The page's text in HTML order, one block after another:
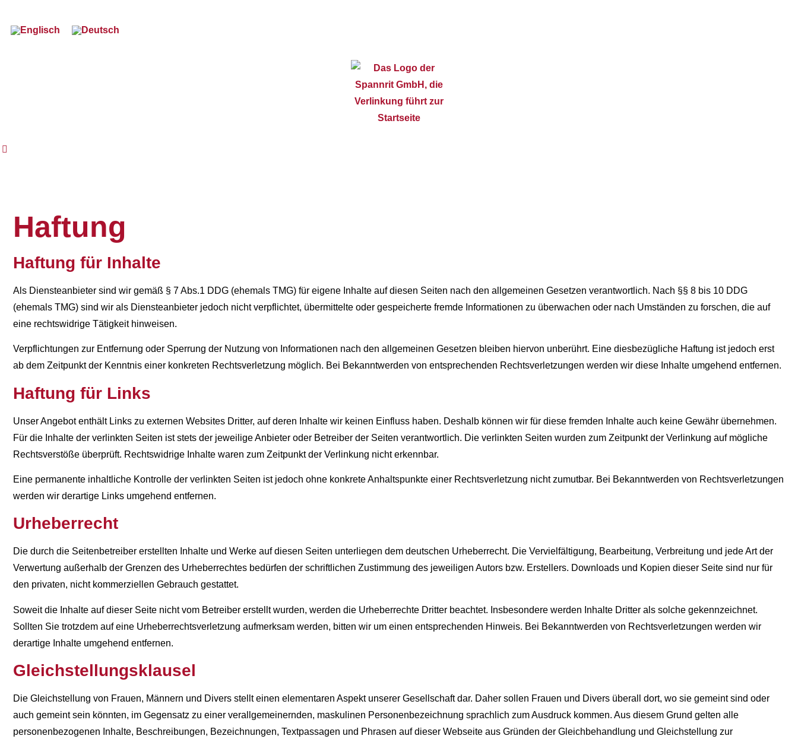
Haftung
Haftung für Inhalte
Als Diensteanbieter sind wir gemäß § 7 Abs.1 DDG (ehemals TMG) für eigene Inhalte auf diesen Seiten nach den allgemeinen Gesetzen verantwortlich. Nach §§ 8 bis 10 DDG
(ehemals TMG) sind wir als Diensteanbieter jedoch nicht verpflichtet, übermittelte oder gespeicherte fremde Informationen zu überwachen oder nach Umständen zu forschen, die auf
eine rechtswidrige Tätigkeit hinweisen.
Verpflichtungen zur Entfernung oder Sperrung der Nutzung von Informationen nach den allgemeinen Gesetzen bleiben hiervon unberührt. Eine diesbezügliche Haftung ist jedoch erst
ab dem Zeitpunkt der Kenntnis einer konkreten Rechtsverletzung möglich. Bei Bekanntwerden von entsprechenden Rechtsverletzungen werden wir diese Inhalte umgehend entfernen.
Haftung für Links
Unser Angebot enthält Links zu externen Websites Dritter, auf deren Inhalte wir keinen Einfluss haben. Deshalb können wir für diese fremden Inhalte auch keine Gewähr übernehmen.
Für die Inhalte der verlinkten Seiten ist stets der jeweilige Anbieter oder Betreiber der Seiten verantwortlich. Die verlinkten Seiten wurden zum Zeitpunkt der Verlinkung auf mögliche
Rechtsverstöße überprüft. Rechtswidrige Inhalte waren zum Zeitpunkt der Verlinkung nicht erkennbar.
Eine permanente inhaltliche Kontrolle der verlinkten Seiten ist jedoch ohne konkrete Anhaltspunkte einer Rechtsverletzung nicht zumutbar. Bei Bekanntwerden von Rechtsverletzungen
werden wir derartige Links umgehend entfernen.
Urheberrecht
Die durch die Seitenbetreiber erstellten Inhalte und Werke auf diesen Seiten unterliegen dem deutschen Urheberrecht. Die Vervielfältigung, Bearbeitung, Verbreitung und jede Art der
Verwertung außerhalb der Grenzen des Urheberrechtes bedürfen der schriftlichen Zustimmung des jeweiligen Autors bzw. Erstellers. Downloads und Kopien dieser Seite sind nur für
den privaten, nicht kommerziellen Gebrauch gestattet.
Soweit die Inhalte auf dieser Seite nicht vom Betreiber erstellt wurden, werden die Urheberrechte Dritter beachtet. Insbesondere werden Inhalte Dritter als solche gekennzeichnet.
Sollten Sie trotzdem auf eine Urheberrechtsverletzung aufmerksam werden, bitten wir um einen entsprechenden Hinweis. Bei Bekanntwerden von Rechtsverletzungen werden wir
derartige Inhalte umgehend entfernen.
Gleichstellungsklausel
Die Gleichstellung von Frauen, Männern und Divers stellt einen elementaren Aspekt unserer Gesellschaft dar. Daher sollen Frauen und Divers überall dort, wo sie gemeint sind oder
auch gemeint sein könnten, im Gegensatz zu einer verallgemeinernden, maskulinen Personenbezeichnung sprachlich zum Ausdruck kommen. Aus diesem Grund gelten alle
personenbezogenen Inhalte, Beschreibungen, Bezeichnungen, Textpassagen und Phrasen auf dieser Webseite aus Gründen der Gleichbehandlung und Gleichstellung zur